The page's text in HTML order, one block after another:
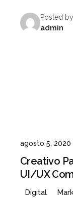
Posted by
admin
agosto 5, 2020
Creativo
UI/UX
Digital